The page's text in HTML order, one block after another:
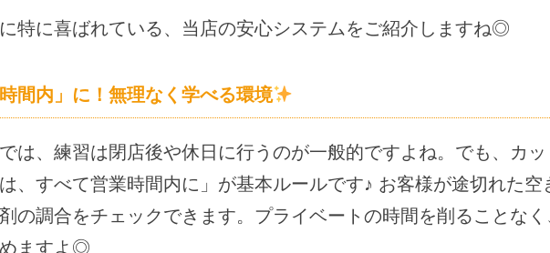
特に喜ばれている、当店の安心システムをご紹介しますね◎
間内」に！無理なく学べる環境
は、練習は閉店後や休日に行うのが一般的ですよね。でも、カ
は、すべて営業時間内に」が基本ルールです♪ お客様が途切れた
の調合をチェックできます。プライベートの時間を削ることな
ますよ◎